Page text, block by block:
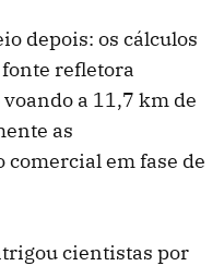
depois: os cálculos
refletora
a 11,7 km de
as
em fase de
cientistas por